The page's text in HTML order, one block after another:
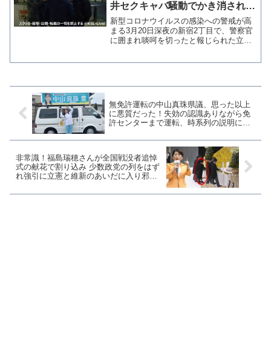
井セクキャバ騒動でかき消された
立憲の闇を暴く
新型コロナウイルスの感染への警戒が高
まる3月20日深夜の新宿2丁目で、警察官
に囲まれ啖呵を切ったと報じられた立憲
無免許運転の中山真珠県議、思った以上
に悪質だった！失効の認識ありながら免
許センターまで運転、時系列の説明に矛
非常識！福島瑞穂さんが全国戦没者追悼
式の献花で割り込み 少数政党の列をはず
れ強引に立憲と維新のあいだに入り邪魔